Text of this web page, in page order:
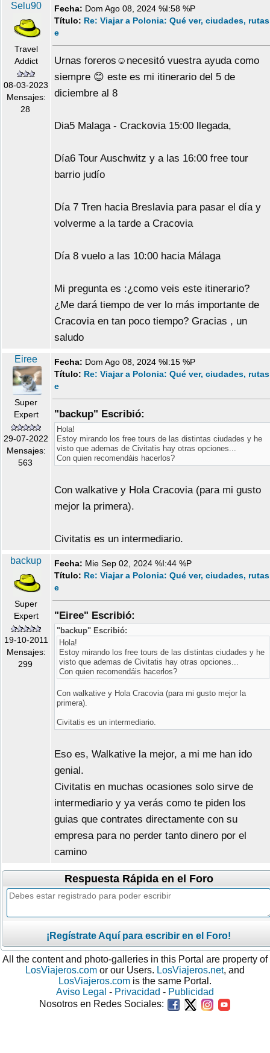
Selu90
Travel
Addict
08-03-2023
Mensajes:
28
Fecha: Dom Ago 08, 2024 %I:58 %P
Título: Re: Viajar a Polonia: Qué ver, ciudades, rutas
e
Urnas foreros☺️necesitó vuestra ayuda como
siempre 😊 este es mi itinerario del 5 de
diciembre al 8
Dia5 Malaga - Crackovia 15:00 llegada,
Día6 Tour Auschwitz y a las 16:00 free tour
barrio judío
Día 7 Tren hacia Breslavia para pasar el día y
volverme a la tarde a Cracovia
Día 8 vuelo a las 10:00 hacia Málaga
Mi pregunta es :¿como veis este itinerario?
¿Me dará tiempo de ver lo más importante de
Cracovia en tan poco tiempo? Gracias , un
saludo
Eiree
Super
Expert
29-07-2022
Mensajes:
563
Fecha: Dom Ago 08, 2024 %I:15 %P
Título: Re: Viajar a Polonia: Qué ver, ciudades, rutas
e
"backup" Escribió:
Hola!
Estoy mirando los free tours de las distintas ciudades y he
visto que ademas de Civitatis hay otras opciones...
Con quien recomendáis hacerlos?
Con walkative y Hola Cracovia (para mi gusto
mejor la primera).
Civitatis es un intermediario.
backup
Super
Expert
19-10-2011
Mensajes:
299
Fecha: Mie Sep 02, 2024 %I:44 %P
Título: Re: Viajar a Polonia: Qué ver, ciudades, rutas
e
"Eiree" Escribió:
"backup" Escribió:
Hola!
Estoy mirando los free tours de las distintas ciudades y he
visto que ademas de Civitatis hay otras opciones...
Con quien recomendáis hacerlos?
Con walkative y Hola Cracovia (para mi gusto mejor la
primera).
Civitatis es un intermediario.
Eso es, Walkative la mejor, a mi me han ido
genial.
Civitatis en muchas ocasiones solo sirve de
intermediario y ya verás como te piden los
guias que contrates directamente con su
empresa para no perder tanto dinero por el
camino
Respuesta Rápida en el Foro
¡Regístrate Aquí para escribir en el Foro!
All the content and photo-galleries in this Portal are property of
LosViajeros.com or our Users. LosViajeros.net, and
LosViajeros.com is the same Portal.
Aviso Legal - Privacidad - Publicidad
Nosotros en Redes Sociales: